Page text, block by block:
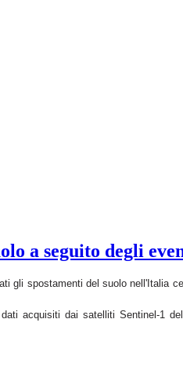
a seguito degli
gli spostamenti del suolo nell'Italia
acquisiti dai satelliti Sentinel-1